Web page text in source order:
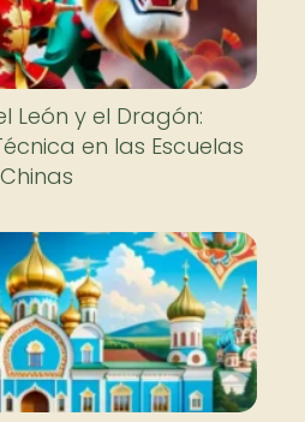
León y el Dragón:
en las Escuelas
Chinas